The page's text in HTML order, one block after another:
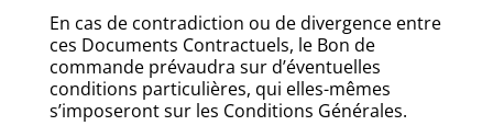
En cas de contradiction ou de divergence entre
ces Documents Contractuels, le Bon de
commande prévaudra sur d’éventuelles
conditions particulières, qui elles-mêmes
s’imposeront sur les Conditions Générales.